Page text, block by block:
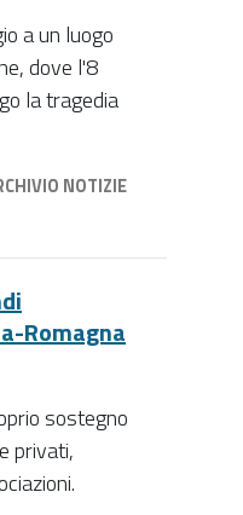
a un luogo
dove l'8
la tragedia
NOTIZIE
Romagna
sostegno
privati,